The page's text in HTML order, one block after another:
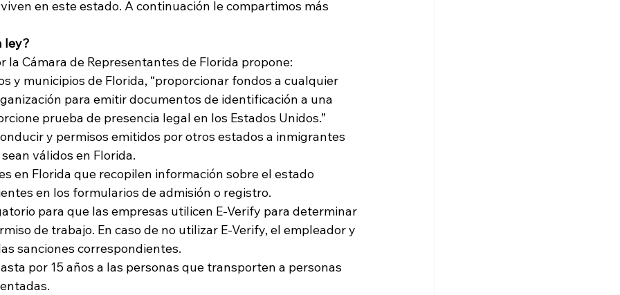
en este estado. A continuación le compartimos más
ley?
la Cámara de Representantes de Florida propone:
y municipios de Florida, “proporcionar fondos a cualquier
para emitir documentos de identificación a una
prueba de presencia legal en los Estados Unidos.”
y permisos emitidos por otros estados a inmigrantes
válidos en Florida.
en Florida que recopilen información sobre el estado
en los formularios de admisión o registro.
para que las empresas utilicen E-Verify para determinar
de trabajo. En caso de no utilizar E-Verify, el empleador y
sanciones correspondientes.
por 15 años a las personas que transporten a personas